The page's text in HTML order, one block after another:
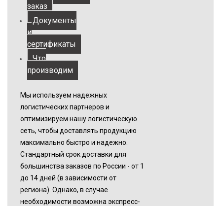
заказ
Документы
и
сертификаты
Что
производим
Мы используем надежных
логистических партнеров и
оптимизируем нашу логистическую
сеть, чтобы доставлять продукцию
максимально быстро и надежно.
Стандартный срок доставки для
большинства заказов по России - от 1
до 14 дней (в зависимости от
региона). Однако, в случае
необходимости возможна экспресс-